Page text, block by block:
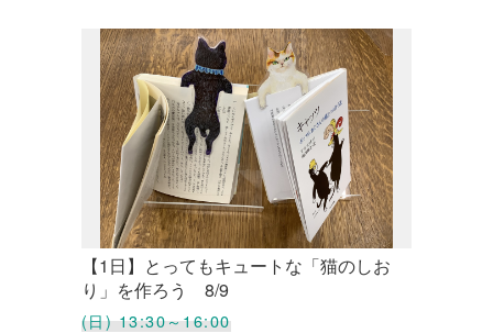
【1日】とってもキュートな「猫のしお
り」を作ろう 8/9
(日) 13:30～16:00